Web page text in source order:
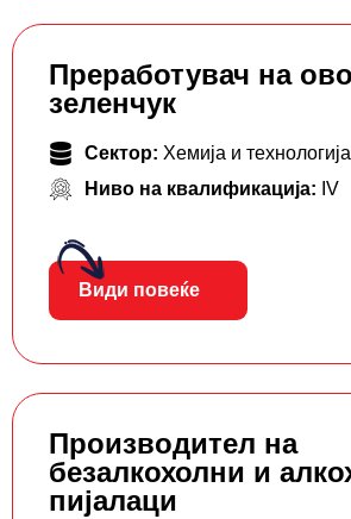
Преработувач на
зеленчук
Сектор: Хемија и технологија
Ниво на квалификација: IV
Види повеќе
Производител на
безалкохолни и
пијалаци